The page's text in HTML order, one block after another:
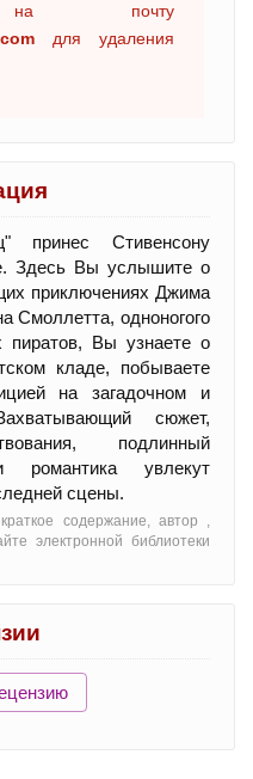
на почту
для удаления
принес Стивенсону
Здесь Вы услышите о
приключениях Джима
Смоллетта, одноногого
Вы узнаете о
кладе, побываете
на загадочном и
сюжет,
подлинный
романтика увлекут
сцены.
содержание, автор ,
электронной библиотеки